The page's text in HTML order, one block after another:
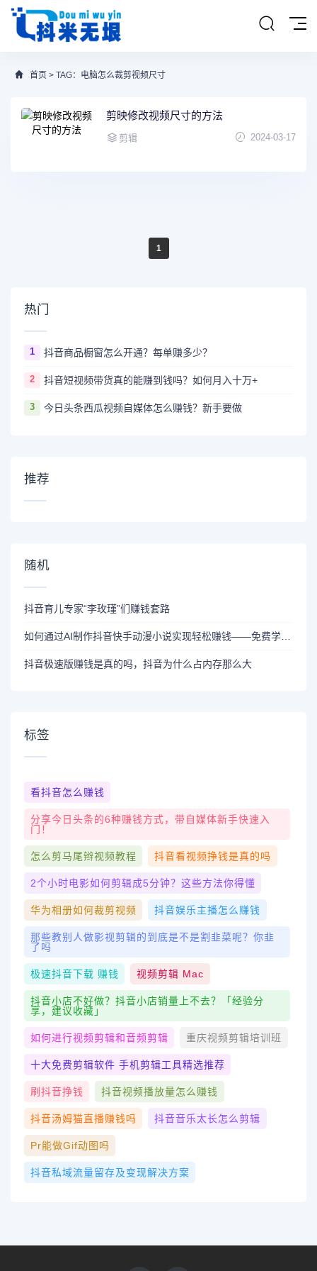
首页 > TAG：电脑怎么裁剪视频尺寸
剪映修改视频尺寸的方法
剪辑 2024-03-17
1
热门
1 抖音商品橱窗怎么开通？每单赚多少？
2 抖音短视频带货真的能赚到钱吗？如何月入十万+
3 今日头条西瓜视频自媒体怎么赚钱？新手要做
推荐
随机
抖音育儿专家“李玫瑾”们赚钱套路
抖音极速版赚钱是真的吗，抖音为什么占内存那么大
标签
看抖音怎么赚钱
分享今日头条的6种赚钱方式，带自媒体新手快速入
门！
怎么剪马尾辫视频教程 抖音看视频挣钱是真的吗
2个小时电影如何剪辑成5分钟？这些方法你得懂
华为相册如何裁剪视频 抖音娱乐主播怎么赚钱
那些教别人做影视剪辑的到底是不是割韭菜呢？你韭
了吗
极速抖音下载 赚钱 视频剪辑 Mac
抖音小店不好做？抖音小店销量上不去？「经验分
享，建议收藏」
如何进行视频剪辑和音频剪辑 重庆视频剪辑培训班
十大免费剪辑软件 手机剪辑工具精选推荐
刷抖音挣钱 抖音视频播放量怎么赚钱
抖音汤姆猫直播赚钱吗 抖音音乐太长怎么剪辑
Pr能做gif动图吗
抖音私域流量留存及变现解决方案